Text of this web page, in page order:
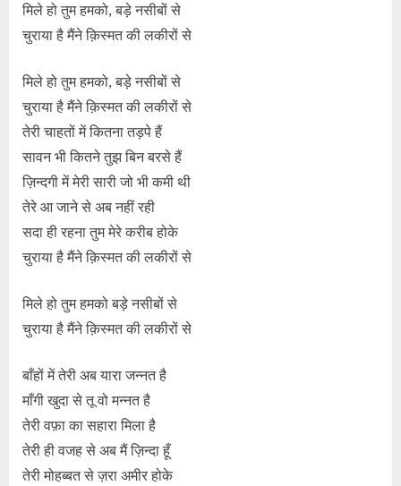
मिले हो तुम हमको, बड़े नसीबों से
चुराया है मैंने क़िस्मत की लकीरों से
मिले हो तुम हमको, बड़े नसीबों से
चुराया है मैंने क़िस्मत की लकीरों से
तेरी चाहतों में कितना तड़पे हैं
सावन भी कितने तुझ बिन बरसे हैं
ज़िन्दगी में मेरी सारी जो भी कमी थी
तेरे आ जाने से अब नहीं रही
सदा ही रहना तुम मेरे करीब होके
चुराया है मैंने क़िस्मत की लकीरों से
मिले हो तुम हमको बड़े नसीबों से
चुराया है मैंने क़िस्मत की लकीरों से
बाँहों में तेरी अब यारा जन्नत है
माँगी खुदा से तू वो मन्नत है
तेरी वफ़ा का सहारा मिला है
तेरी ही वजह से अब मैं ज़िन्दा हूँ
तेरी मोहब्बत से ज़रा अमीर होके